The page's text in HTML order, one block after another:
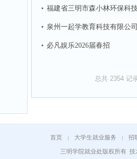
福建省三明市森小林环保科
泉州一起学教育科技有限公
必凡娱乐2026届春招
总共 2354 记
首页 | 大学生就业服务 |
招
三明学院就业处版权所有